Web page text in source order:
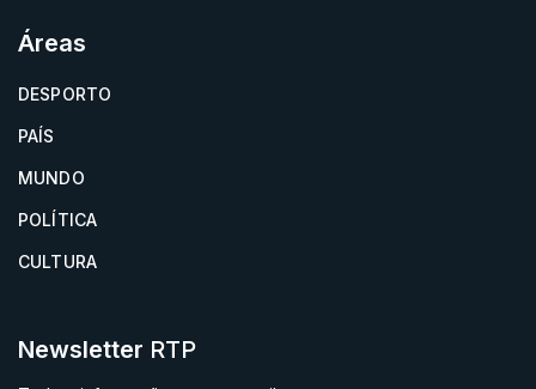
Áreas
DESPORTO
PAÍS
MUNDO
POLÍTICA
CULTURA
Newsletter RTP